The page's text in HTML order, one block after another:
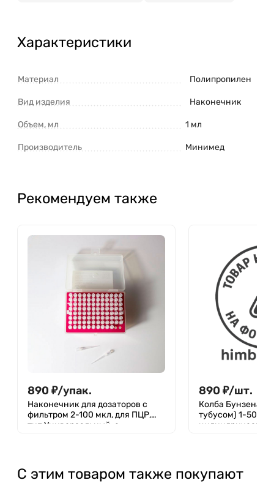
Характеристики
Материал Полипропилен
Вид изделия Наконечник
Объем, мл 1 мл
Производитель Минимед
Рекомендуем также
890 ₽/упак.
Наконечник для дозаторов с
фильтром 2-100 мкл, для ПЦР,
тип Универсальный, с
890 ₽/шт.
Колба Бунзена
тубусом) 1-500, с
цилиндрической
С этим товаром также покупают